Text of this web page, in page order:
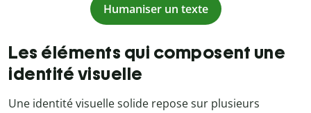
Humaniser un texte
Les éléments qui composent une
identité visuelle
Une identité visuelle solide repose sur plusieurs